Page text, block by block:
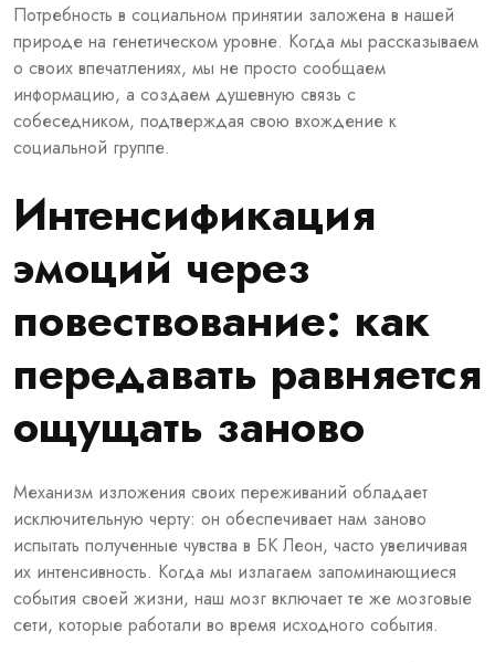
Потребность в социальном принятии заложена в нашей
природе на генетическом уровне. Когда мы рассказываем
о своих впечатлениях, мы не просто сообщаем
информацию, а создаем душевную связь с
собеседником, подтверждая свою вхождение к
социальной группе.
Интенсификация
эмоций через
повествование: как
передавать равняется
ощущать заново
Механизм изложения своих переживаний обладает
исключительную черту: он обеспечивает нам заново
испытать полученные чувства в БК Леон, часто увеличивая
их интенсивность. Когда мы излагаем запоминающиеся
события своей жизни, наш мозг включает те же мозговые
сети, которые работали во время исходного события.